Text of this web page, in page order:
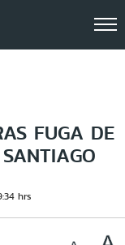
FUGA DE
hrs